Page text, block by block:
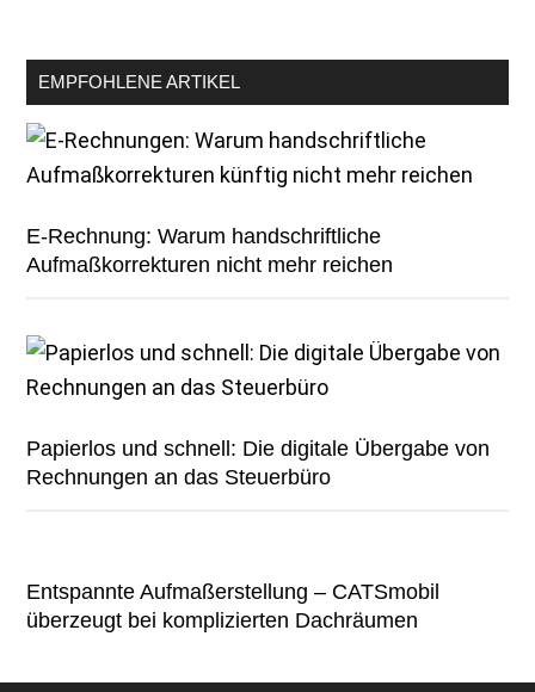
EMPFOHLENE ARTIKEL
E-Rechnung: Warum handschriftliche
Aufmaßkorrekturen nicht mehr reichen
Papierlos und schnell: Die digitale Übergabe von
Rechnungen an das Steuerbüro
Entspannte Aufmaßerstellung – CATSmobil
überzeugt bei komplizierten Dachräumen